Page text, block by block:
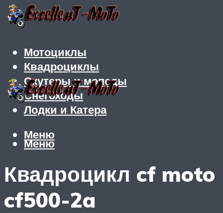
Мотоциклы
Квадроциклы
Скутеры и мопеды
Снегоходы
Лодки и Катера
Меню
Меню
Квадроцикл cf moto
cf500-2a